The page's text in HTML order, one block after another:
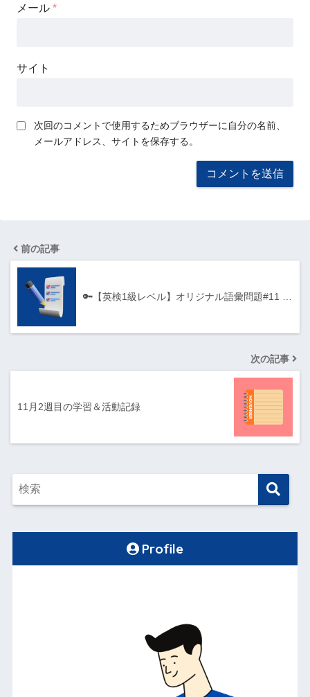
メール *
サイト
次回のコメントで使用するためブラウザーに自分の名前、
メールアドレス、サイトを保存する。
前の記事
🔑【英検1級レベル】オリジナル語彙問題#11 …
次の記事
11月2週目の学習＆活動記録
Profile